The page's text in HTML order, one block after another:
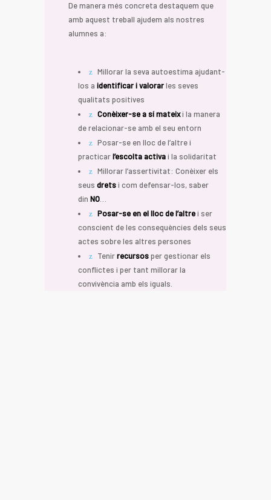
De manera més concreta destaquem que
amb aquest treball ajudem als nostres
alumnes a:
Millorar la seva autoestima ajudant-
los a identificar i valorarles seves
qualitats positives
Conèixer-se a sí mateixi la manera
de relacionar-se amb el seu entorn
Posar-se en lloc de l’altre i
practicarl’escolta activai la solidaritat
Millorar l’assertivitat: Conèixer els
seus dretsi com defensar-los, saber
din NO…
Posar-se en el lloc de l’altrei ser
conscient de les consequències dels seus
actes sobre les altres persones
Tenirrecursosper gestionar els
conflictes i per tant millorar la
convivència amb els iguals.